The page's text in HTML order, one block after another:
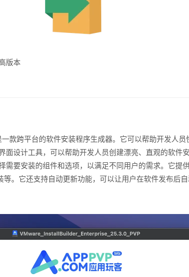
版本
款跨平台的软件安装程序生成器。它可以帮助开发人员
面设计工具，可以帮助开发人员创建漂亮、直观的软件
需要安装的组件和选项，以满足不同用户的需求。它提
等。它还支持自动更新功能，可以让用户在软件发布后